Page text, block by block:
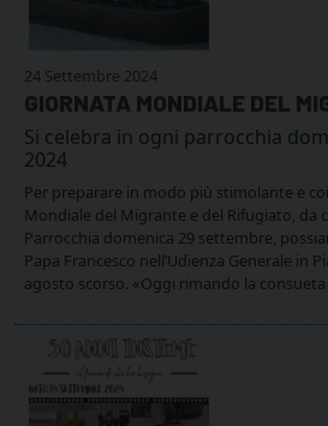
24 Settembre 2024
GIORNATA MONDIALE DEL
Si celebra in ogni parrocchia
2024
Per preparare in modo più stimolante e
Mondiale del Migrante e del Rifugiato, da
Parrocchia domenica 29 settembre,
Papa Francesco nell’Udienza Generale in
agosto scorso. «Oggi rimando la